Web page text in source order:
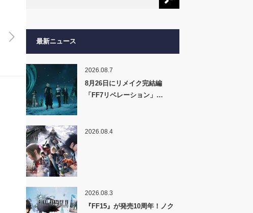
最新ニュース
2026.08.7
8月26日にリメイク完結編
「FF7リベレーション」…
2026.08.4
2026.08.3
『FF15』が発売10周年！ノク